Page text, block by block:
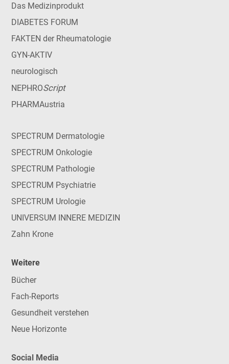
Das Medizinprodukt
DIABETES FORUM
FAKTEN der Rheumatologie
GYN-AKTIV
neurologisch
NEPHROScript
PHARMAustria
SPECTRUM Dermatologie
SPECTRUM Onkologie
SPECTRUM Pathologie
SPECTRUM Psychiatrie
SPECTRUM Urologie
UNIVERSUM INNERE MEDIZIN
Zahn Krone
Weitere
Bücher
Fach-Reports
Gesundheit verstehen
Neue Horizonte
Social Media